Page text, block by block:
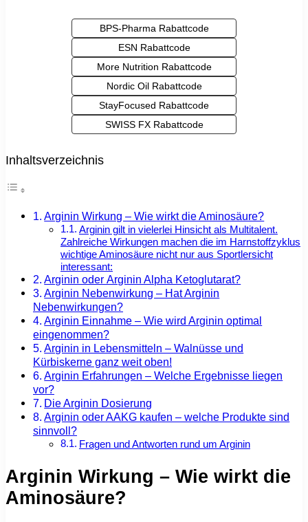
BPS-Pharma Rabattcode
ESN Rabattcode
More Nutrition Rabattcode
Nordic Oil Rabattcode
StayFocused Rabattcode
SWISS FX Rabattcode
Inhaltsverzeichnis
Arginin Wirkung – Wie wirkt die Aminosäure?
Arginin gilt in vielerlei Hinsicht als Multitalent.
Zahlreiche Wirkungen machen die im Harnstoffzyklus
wichtige Aminosäure nicht nur aus Sportlersicht
interessant:
Arginin oder Arginin Alpha Ketoglutarat?
Arginin Nebenwirkung – Hat Arginin
Nebenwirkungen?
Arginin Einnahme – Wie wird Arginin optimal
eingenommen?
Arginin in Lebensmitteln – Walnüsse und
Kürbiskerne ganz weit oben!
Arginin Erfahrungen – Welche Ergebnisse liegen
vor?
Die Arginin Dosierung
Arginin oder AAKG kaufen – welche Produkte sind
sinnvoll?
Fragen und Antworten rund um Arginin
Arginin Wirkung – Wie wirkt die
Aminosäure?